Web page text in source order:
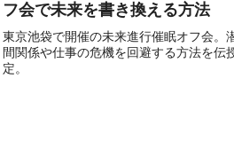
フ会で未来を書き換える方法
東京池袋で開催の未来進行催眠オフ会。
間関係や仕事の危機を回避する方法を伝
定。